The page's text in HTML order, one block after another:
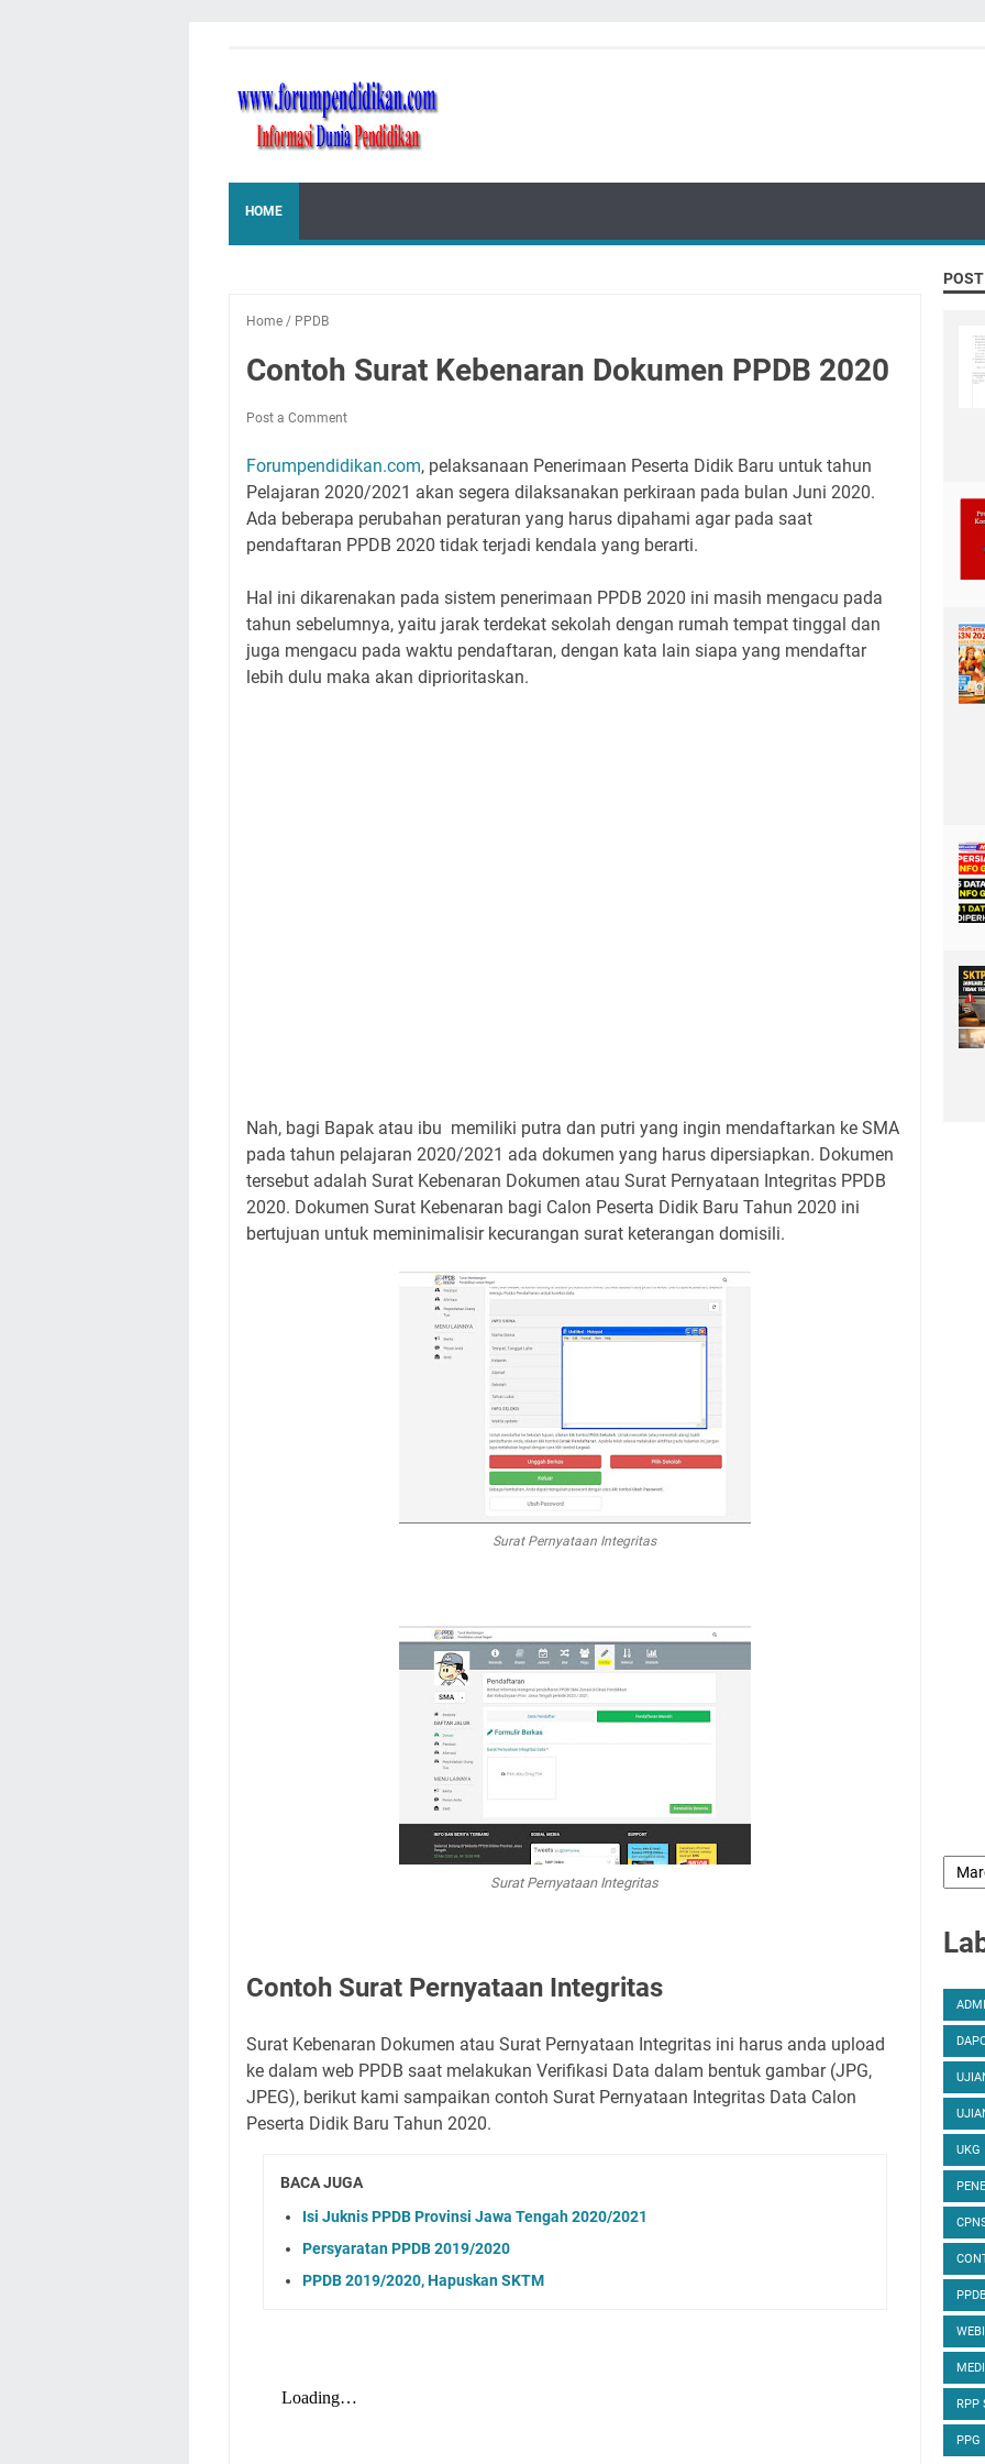
HOME
Home / PPDB
Contoh Surat Kebenaran Dokumen PPDB 2020
Post a Comment
Forumpendidikan.com, pelaksanaan Penerimaan Peserta Didik Baru untuk tahun
Pelajaran 2020/2021 akan segera dilaksanakan perkiraan pada bulan Juni 2020.
Ada beberapa perubahan peraturan yang harus dipahami agar pada saat
pendaftaran PPDB 2020 tidak terjadi kendala yang berarti.
Hal ini dikarenakan pada sistem penerimaan PPDB 2020 ini masih mengacu pada
tahun sebelumnya, yaitu jarak terdekat sekolah dengan rumah tempat tinggal dan
juga mengacu pada waktu pendaftaran, dengan kata lain siapa yang mendaftar
lebih dulu maka akan diprioritaskan.
Nah, bagi Bapak atau ibu memiliki putra dan putri yang ingin mendaftarkan ke SMA
pada tahun pelajaran 2020/2021 ada dokumen yang harus dipersiapkan. Dokumen
tersebut adalah Surat Kebenaran Dokumen atau Surat Pernyataan Integritas PPDB
2020. Dokumen Surat Kebenaran bagi Calon Peserta Didik Baru Tahun 2020 ini
bertujuan untuk meminimalisir kecurangan surat keterangan domisili.
Surat Pernyataan Integritas
Surat Pernyataan Integritas
Contoh Surat Pernyataan Integritas
Surat Kebenaran Dokumen atau Surat Pernyataan Integritas ini harus anda upload
ke dalam web PPDB saat melakukan Verifikasi Data dalam bentuk gambar (JPG,
JPEG), berikut kami sampaikan contoh Surat Pernyataan Integritas Data Calon
Peserta Didik Baru Tahun 2020.
BACA JUGA
Isi Juknis PPDB Provinsi Jawa Tengah 2020/2021
Persyaratan PPDB 2019/2020
PPDB 2019/2020, Hapuskan SKTM
UKG
RPP
PPG